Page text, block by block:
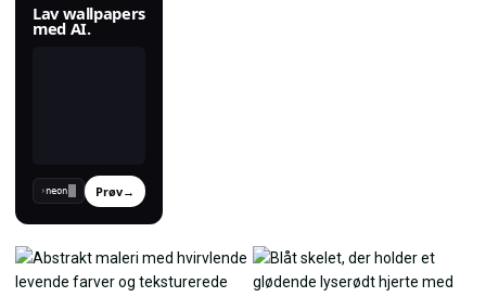
Lav wallpapers
med AI.
› Prøv